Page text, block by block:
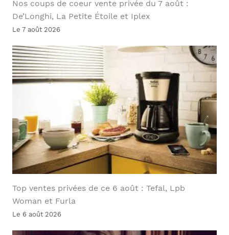
Nos coups de coeur vente privée du 7 août :
De’Longhi, La Petite Étoile et Iplex
Le 7 août 2026
Top ventes privées de ce 6 août : Tefal, Lpb
Woman et Furla
Le 6 août 2026